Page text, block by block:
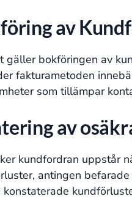
av
gäller bokföringen av
fakturametoden
som tillämpar
av
kundfordran uppstår
antingen
konstaterade